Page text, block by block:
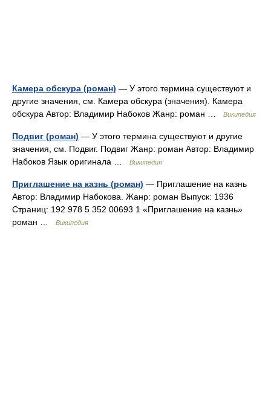
Камера обскура (роман) — У этого термина существуют и
другие значения, см. Камера обскура (значения). Камера
обскура Автор: Владимир Набоков Жанр: роман …
Википедия
Подвиг (роман) — У этого термина существуют и другие
значения, см. Подвиг. Подвиг Жанр: роман Автор: Владимир
Набоков Язык оригинала …
Википедия
Приглашение на казнь (роман) — Приглашение на казнь
Автор: Владимир Набокова. Жанр: роман Выпуск: 1936
Страниц: 192 978 5 352 00693 1 «Приглашение на казнь»
роман …
Википедия